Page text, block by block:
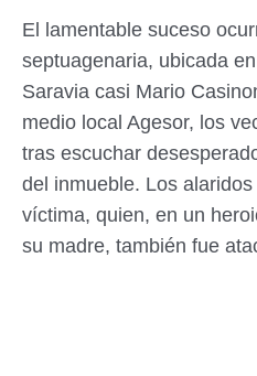
El lamentable suceso
septuagenaria, ubicada
Saravia casi Mario
medio local Agesor, los
tras escuchar
del inmueble. Los
víctima, quien, en un
su madre, también fue